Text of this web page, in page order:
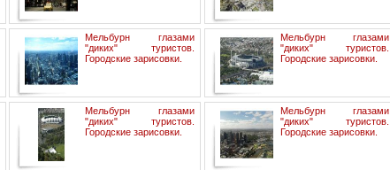
Мельбурн глазами
"диких" туристов.
Городские зарисовки.
Мельбурн глазами
"диких" туристов.
Городские зарисовки.
Мельбурн глазами
"диких" туристов.
Городские зарисовки.
Мельбурн глазами
"диких" туристов.
Городские зарисовки.